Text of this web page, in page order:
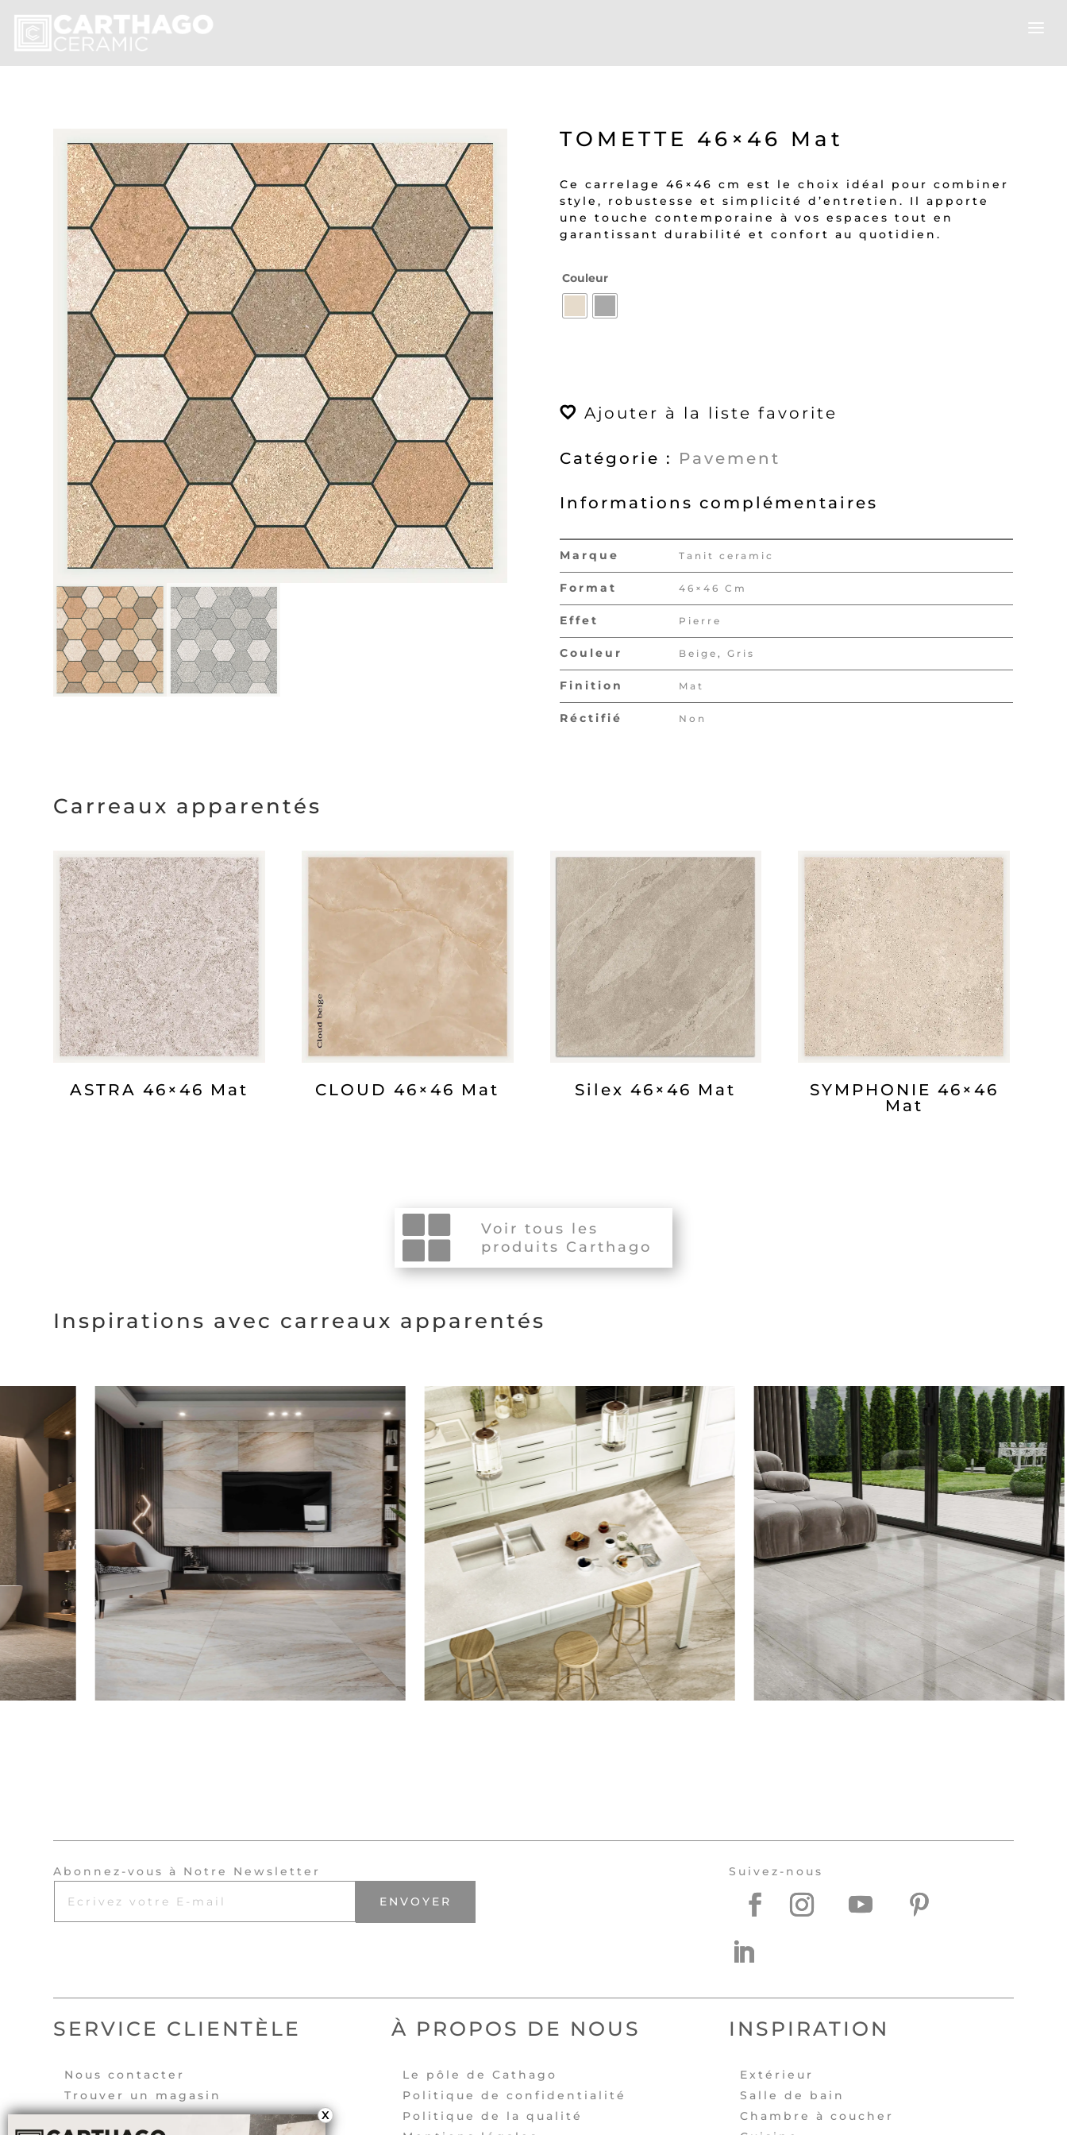
TOMETTE 46×46 Mat
Ce carrelage 46×46 cm est le choix idéal pour combiner
style, robustesse et simplicité d’entretien. Il apporte
une touche contemporaine à vos espaces tout en
garantissant durabilité et confort au quotidien.
Couleur
TOMETTE
46x46
Ajouter à la liste favorite
Catégorie : Pavement
Informations complémentaires
Marque Tanit ceramic
Format 46×46 Cm
Effet Pierre
Couleur Beige,Gris
Finition Mat
Réctifié Non
Carreaux apparentés
ASTRA 46×46 Mat CLOUD 46×46 Mat Silex 46×46 Mat
SYMPHONIE 46×46
Mat
Voir tous les
produits Carthago
Inspirations avec carreaux apparentés
Abonnez-vous à Notre Newsletter
ENVOYER
Suivez-nous
SERVICE CLIENTÈLE
Nous contacter
Trouver un magasin
À PROPOS DE NOUS
Le pôle de Cathago
Politique de confidentialité
Politique de la qualité
INSPIRATION
Extérieur
Salle de bain
Chambre à coucher
X